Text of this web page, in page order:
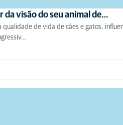
da visão do seu animal de…
de vida de cães e gatos,